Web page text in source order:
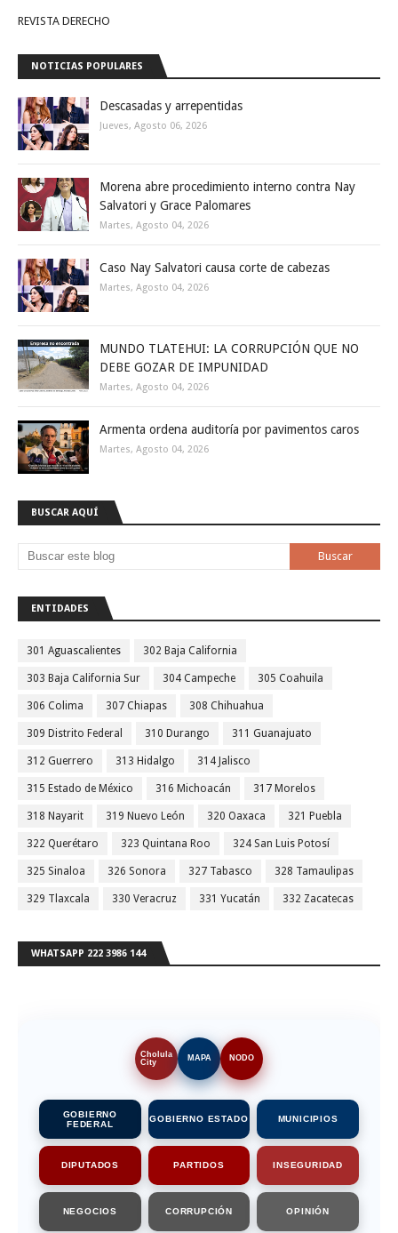
REVISTA DERECHO
NOTICIAS POPULARES
Descasadas y arrepentidas
Jueves, Agosto 06, 2026
Morena abre procedimiento interno contra Nay
Salvatori y Grace Palomares
Martes, Agosto 04, 2026
Caso Nay Salvatori causa corte de cabezas
Martes, Agosto 04, 2026
MUNDO TLATEHUI: LA CORRUPCIÓN QUE NO
DEBE GOZAR DE IMPUNIDAD
Martes, Agosto 04, 2026
Armenta ordena auditoría por pavimentos caros
Martes, Agosto 04, 2026
BUSCAR AQUÍ
ENTIDADES
301 Aguascalientes 302 Baja California
303 Baja California Sur 304 Campeche 305 Coahuila
306 Colima 307 Chiapas 308 Chihuahua
309 Distrito Federal 310 Durango 311 Guanajuato
312 Guerrero 313 Hidalgo 314 Jalisco
315 Estado de México 316 Michoacán 317 Morelos
318 Nayarit 319 Nuevo León 320 Oaxaca 321 Puebla
322 Querétaro 323 Quintana Roo 324 San Luis Potosí
325 Sinaloa 326 Sonora 327 Tabasco 328 Tamaulipas
329 Tlaxcala 330 Veracruz 331 Yucatán 332 Zacatecas
WHATSAPP 222 3986 144
Cholula
City
MAPA NODO
GOBIERNO
FEDERAL
GOBIERNO ESTADO MUNICIPIOS
DIPUTADOS PARTIDOS INSEGURIDAD
NEGOCIOS CORRUPCIÓN OPINIÓN